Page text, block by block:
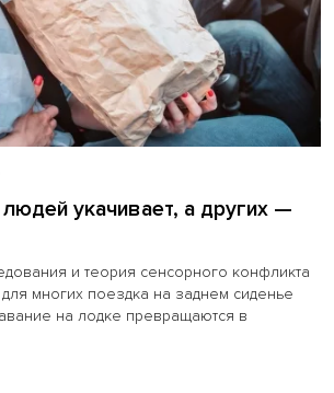
укачивает, а других —
и теория сенсорного конфликта
многих поездка на заднем сиденье
на лодке превращаются в